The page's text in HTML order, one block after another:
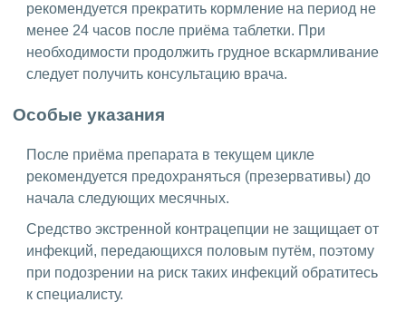
рекомендуется прекратить кормление на период не
менее 24 часов после приёма таблетки. При
необходимости продолжить грудное вскармливание
следует получить консультацию врача.
Особые указания
После приёма препарата в текущем цикле
рекомендуется предохраняться (презервативы) до
начала следующих месячных.
Средство экстренной контрацепции не защищает от
инфекций, передающихся половым путём, поэтому
при подозрении на риск таких инфекций обратитесь
к специалисту.